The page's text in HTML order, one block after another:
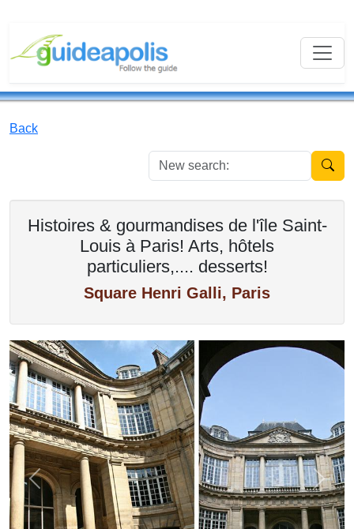
Back
New
Histoires & gourmandises de l'île Saint-
Louis à Paris! Arts, hôtels
particuliers,.... desserts!
Square Henri Galli, Paris
Previous Next